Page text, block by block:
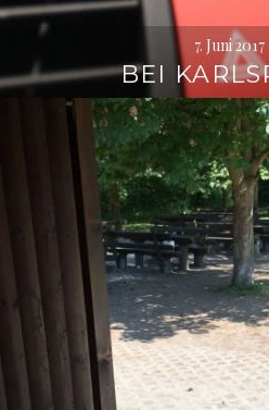
7. Juni 2017
BEI